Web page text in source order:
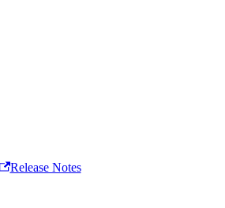
Release Notes